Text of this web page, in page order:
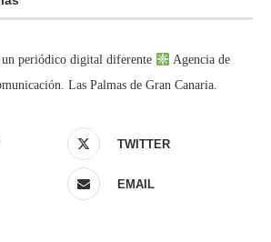
periódico digital diferente
Agencia de
Las Palmas de Gran Canaria.
TWITTER
EMAIL